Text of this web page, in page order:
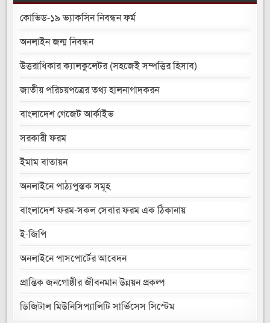
কোভিড-১৯ ভ্যাকসিন নিবন্ধন ফর্ম
অনলাইন জন্ম নিবন্ধন
উত্তরাধিকার ক্যালকুলেটর (সহজেই সম্পত্তির হিসাব)
জাতীয় পরিচয়পত্রের তথ্য হালনাগাদকরন
বাংলাদেশ গেজেট আর্কাইভ
সরকারী ফরম
ইমাম বাতায়ন
অনলাইনে পাঠ্যপুস্তক সমূহ
বাংলাদেশ ফরম-সকল সেবার ফরম এক ঠিকানায়
ই-জিপি
অনলাইনে পাসপোর্টের আবেদন
প্রান্তিক জনগোষ্ঠীর জীবনমান উন্নয়ন প্রকল্প
ডিজিটাল মিউনিসিপ্যালিটি সার্ভিসেস সিস্টেম